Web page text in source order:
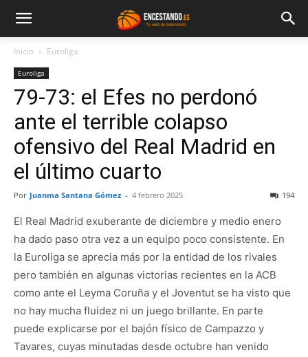
Inicio Euroliga
Euroliga
79-73: el Efes no perdonó
ante el terrible colapso
ofensivo del Real Madrid en
el último cuarto
Por Juanma Santana Gómez - 4 febrero 2025 194
El Real Madrid exuberante de diciembre y medio enero
ha dado paso otra vez a un equipo poco consistente. En
la Euroliga se aprecia más por la entidad de los rivales
pero también en algunas victorias recientes en la ACB
como ante el Leyma Coruña y el Joventut se ha visto que
no hay mucha fluidez ni un juego brillante. En parte
puede explicarse por el bajón físico de Campazzo y
Tavares, cuyas minutadas desde octubre han venido